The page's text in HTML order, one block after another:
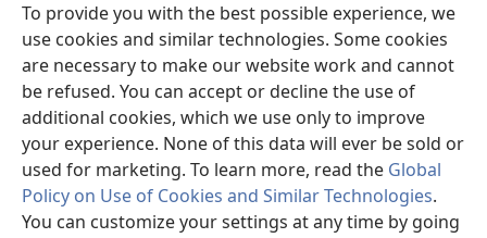
To provide you with the best possible experience, we
use cookies and similar technologies. Some cookies
are necessary to make our website work and cannot
be refused. You can accept or decline the use of
additional cookies, which we use only to improve
your experience. None of this data will ever be sold or
used for marketing. To learn more, read the Global
Policy on Use of Cookies and Similar Technologies.
You can customize your settings at any time by going
Donaciones
(xiktlapo
okse
ventana)AMATLAJKUILOLMEJ ITECH INTERNET Watchtower™
(xiktlapo
okse
ventana)JW Hub ®
(xiktlapo
okse
ventana)